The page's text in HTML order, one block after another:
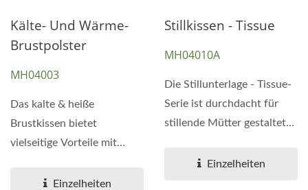
Kälte- Und Wärme-
Brustpolster
MH04003
Das kalte & heiße
Brustkissen bietet
vielseitige Vorteile mit
Funktionsdesign....
Einzelheiten
Stillkissen - Tissue
MH04010A
Die Stillunterlage - Tissue-
Serie ist durchdacht für
stillende Mütter gestaltet
Einzelheiten